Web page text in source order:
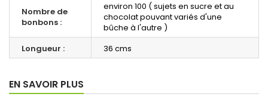
Nombre de
bonbons :
environ 100 ( sujets en sucre et au
chocolat pouvant variés d'une
bûche à l'autre )
Longueur :
36 cms
EN SAVOIR PLUS